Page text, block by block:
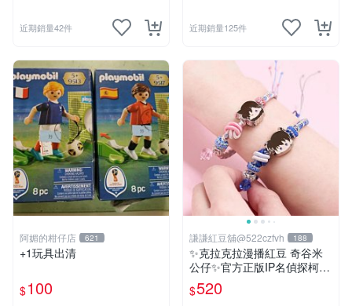
近期銷量42件 近期銷量125件
阿媚的柑仔店 621
+1玩具出清
$100
謙謙紅豆舖@522czfvh 188
✨克拉克拉漫播紅豆 奇谷米
公仔✨官方正版IP名偵探柯南
手繩共六款
$520